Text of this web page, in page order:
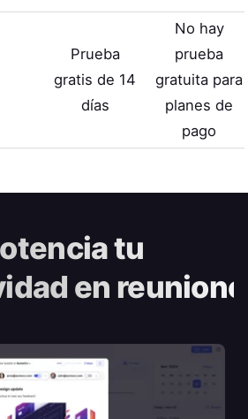
Prueba
gratis de 14
días
No hay
prueba
gratuita para
planes de
pago
tu
en